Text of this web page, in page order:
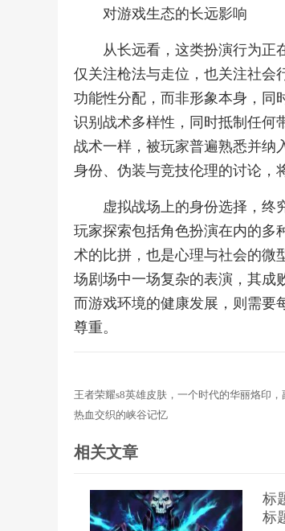
对游戏生态的长远影响
从长远看，这类扮演行为正
仅关注枪法与走位，也关注社会
功能性分配，而非形象本身，同
识别战术多样性，同时抵制任何
战术一样，被玩家普遍熟悉并纳
身份、伪装与竞技伦理的讨论，
虚拟战场上的身份选择，终
玩家探索包括角色扮演在内的多
术的比拼，也是心理与社会的微
场剧场中一场复杂的表演，其成
而游戏环境的健康发展，则需要
尊重。
王者荣耀s8英雄皮肤，一个时代的华丽烙印
热血交织的峡谷记忆
相关文章
标
标